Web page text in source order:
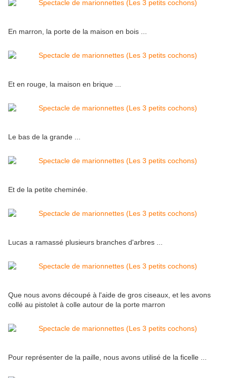
En marron, la porte de la maison en bois ...
Et en rouge, la maison en brique ...
Le bas de la grande ...
Et de la petite cheminée.
Lucas a ramassé plusieurs branches d'arbres ...
Que nous avons découpé à l'aide de gros ciseaux, et les avons
collé au pistolet à colle autour de la porte marron
Pour représenter de la paille, nous avons utilisé de la ficelle ...